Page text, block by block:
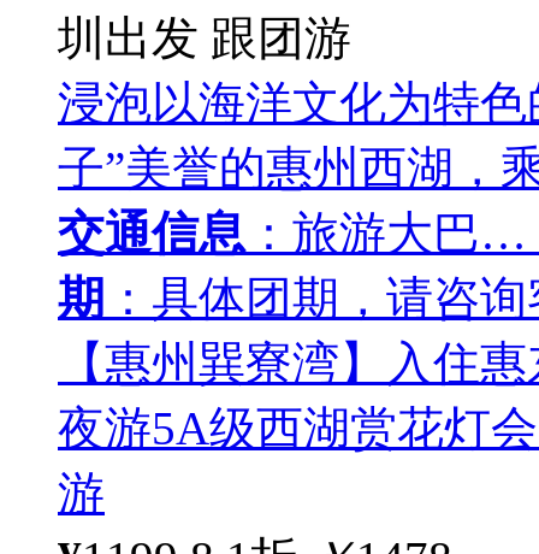
圳出发 跟团游
浸泡以海洋文化为特
子”美誉的惠州西湖，
交通信息 ：旅游大巴…
期 ：具体团期，请咨
【惠州巽寮湾】入住
夜游5A级西湖赏花灯
游